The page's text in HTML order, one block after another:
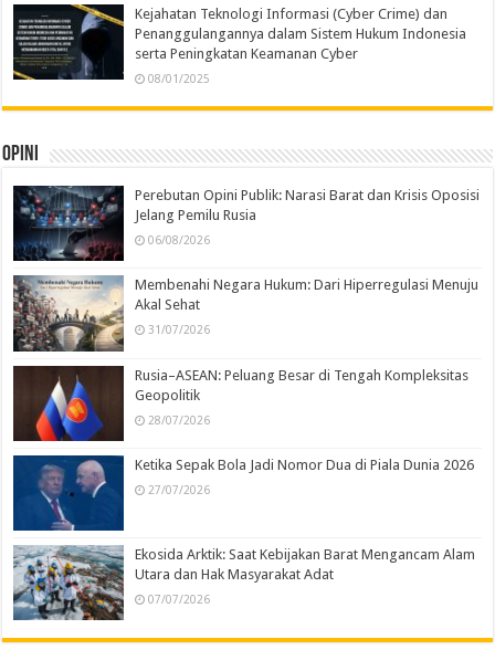
Kejahatan Teknologi Informasi (Cyber Crime) dan
Penanggulangannya dalam Sistem Hukum Indonesia
serta Peningkatan Keamanan Cyber
08/01/2025
Opini
Perebutan Opini Publik: Narasi Barat dan Krisis Oposisi
Jelang Pemilu Rusia
06/08/2026
Membenahi Negara Hukum: Dari Hiperregulasi Menuju
Akal Sehat
31/07/2026
Rusia–ASEAN: Peluang Besar di Tengah Kompleksitas
Geopolitik
28/07/2026
Ketika Sepak Bola Jadi Nomor Dua di Piala Dunia 2026
27/07/2026
Ekosida Arktik: Saat Kebijakan Barat Mengancam Alam
Utara dan Hak Masyarakat Adat
07/07/2026